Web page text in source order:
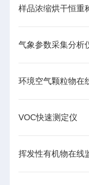
样品浓缩烘干恒重
气象参数采集分析
环境空气颗粒物在
VOC快速测定仪
挥发性有机物在线